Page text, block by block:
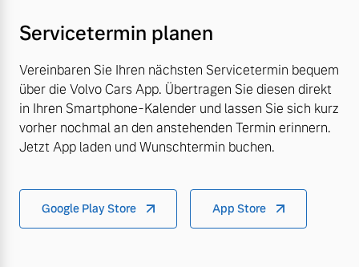
Servicetermin planen
Vereinbaren Sie Ihren nächsten Servicetermin bequem
über die Volvo Cars App. Übertragen Sie diesen direkt
in Ihren Smartphone-Kalender und lassen Sie sich kurz
vorher nochmal an den anstehenden Termin erinnern.
Jetzt App laden und Wunschtermin buchen.
Google Play Store App Store